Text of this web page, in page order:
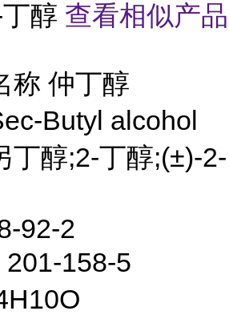
醇 查看相似产品
称 仲丁醇
Butyl alcohol
丁醇;2-丁醇;(±)-2-
92-2
158-5